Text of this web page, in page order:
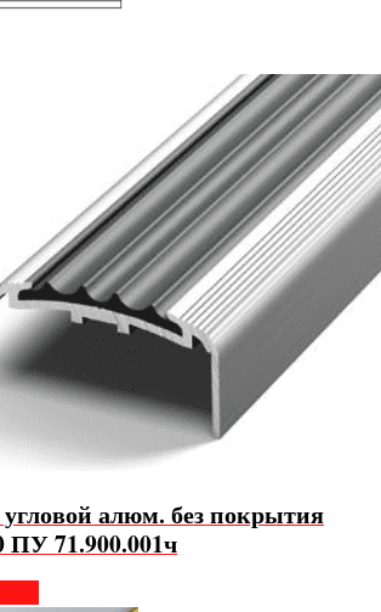
алюм. без покрытия
ПУ 71.900.001ч